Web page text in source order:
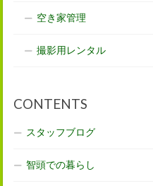
空き家管理
撮影用レンタル
CONTENTS
スタッフブログ
智頭での暮らし